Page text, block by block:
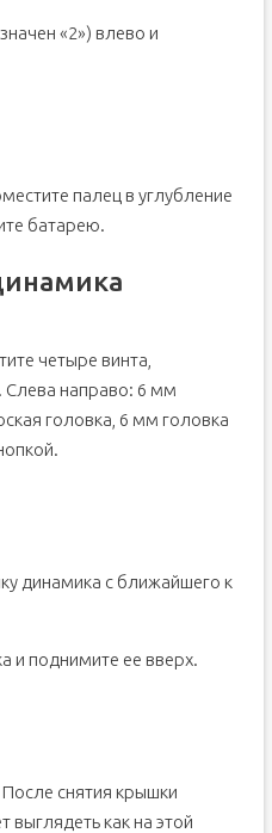
«2») влево и
палец в углубление
батарею.
четыре винта,
Слева направо: 6 мм
головка, 6 мм головка
динамика с ближайшего к
и поднимите ее вверх.
снятия крышки
выглядеть как на этой